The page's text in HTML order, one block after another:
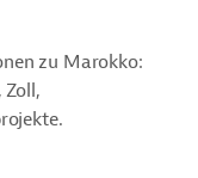
zu Marokko:
Zoll,